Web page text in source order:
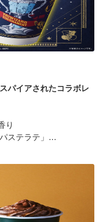
パイアされたコラボレ
り
ステラテ」
ティー」